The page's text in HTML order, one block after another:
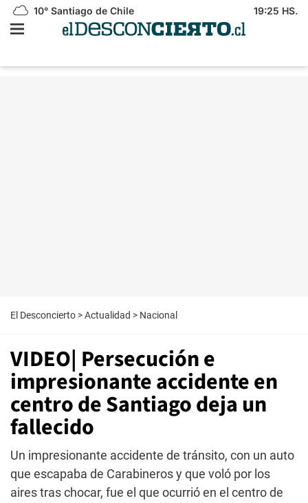
10° Santiago de Chile 19:25 HS.
El Desconcierto >Actualidad > Nacional
VIDEO| Persecución e
impresionante accidente en
centro de Santiago deja un
fallecido
Un impresionante accidente de tránsito, con un auto
que escapaba de Carabineros y que voló por los
aires tras chocar, fue el que ocurrió en el centro de